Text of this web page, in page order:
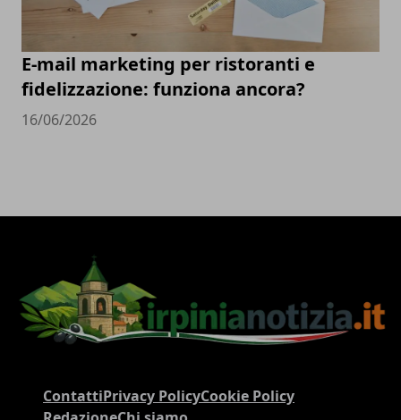
E-mail marketing per ristoranti e
fidelizzazione: funziona ancora?
16/06/2026
ContattiPrivacy PolicyCookie Policy